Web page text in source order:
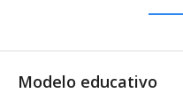
Modelo educativo